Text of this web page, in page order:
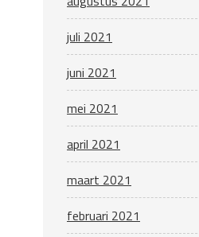
juli 2021
juni 2021
mei 2021
april 2021
maart 2021
februari 2021